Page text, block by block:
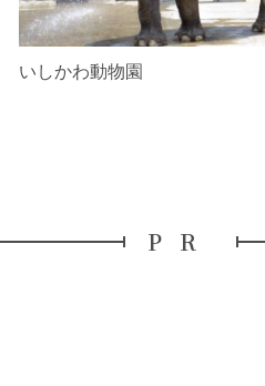
いしかわ動物園
PR